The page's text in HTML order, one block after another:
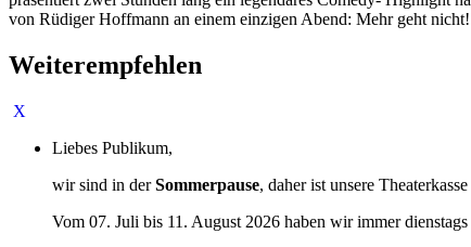
von Rüdiger Hoffmann an einem einzigen Abend: Mehr geht
Weiterempfehlen
Liebes Publikum,
wir sind in derSommerpause, daher ist unsere
Vom 07. Juli bis 11. August 2026 haben wir immer